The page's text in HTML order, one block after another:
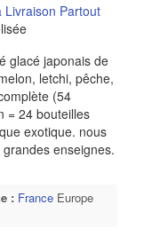
Livraison Partout
glacé japonais de
letchi, pêche,
(54
= 24 bouteilles
exotique. nous
enseignes.
: France Europe